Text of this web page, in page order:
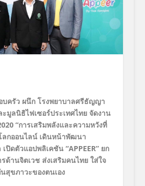
บครัว ผนึก โรงพยาบาลศรีธัญญา
ะมูลนิธิไฟเซอร์ประเทศไทย จัดงาน
“การเสริมพลังและความหวังที่
ลกออนไลน์ เดินหน้าพัฒนา
ปิดตัวแอปพลิเคชัน “APPEER” ยก
ด้านจิตเวช ส่งเสริมคนไทย ใส่ใจ
นสุขภาวะของตนเอง